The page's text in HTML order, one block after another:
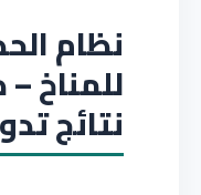
نظام
للمناخ
نتائج